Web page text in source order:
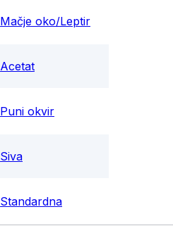
Mačje oko/Leptir
Acetat
Puni okvir
Siva
Standardna